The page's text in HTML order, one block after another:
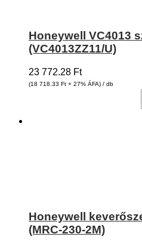
Honeywell VC4013
(VC4013ZZ11/U)
23 772.28 Ft
(18 718.33 Ft + 27% ÁFA) / db
Honeywell
(MRC-230-2M)